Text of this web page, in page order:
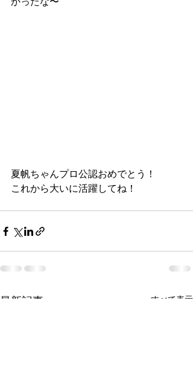
夏帆ちゃんプロ公認おめでとう！
これから大いに活躍してね！
最新記事 すべて表示